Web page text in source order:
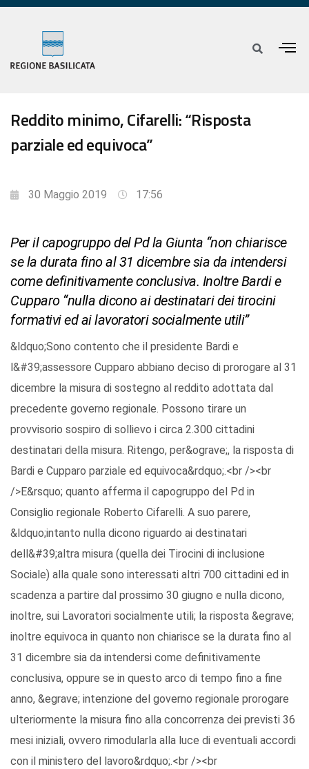
Reddito minimo, Cifarelli: “Risposta
parziale ed equivoca”
30 Maggio 2019 17:56
Per il capogruppo del Pd la Giunta “non chiarisce
se la durata fino al 31 dicembre sia da intendersi
come definitivamente conclusiva. Inoltre Bardi e
Cupparo “nulla dicono ai destinatari dei tirocini
formativi ed ai lavoratori socialmente utili”
&ldquo;Sono contento che il presidente Bardi e
l&#39;assessore Cupparo abbiano deciso di prorogare al 31
dicembre la misura di sostegno al reddito adottata dal
precedente governo regionale. Possono tirare un
provvisorio sospiro di sollievo i circa 2.300 cittadini
destinatari della misura. Ritengo, per&ograve;, la risposta di
Bardi e Cupparo parziale ed equivoca&rdquo;.<br /><br
/>E&rsquo; quanto afferma il capogruppo del Pd in
Consiglio regionale Roberto Cifarelli. A suo parere,
&ldquo;intanto nulla dicono riguardo ai destinatari
dell&#39;altra misura (quella dei Tirocini di inclusione
Sociale) alla quale sono interessati altri 700 cittadini ed in
scadenza a partire dal prossimo 30 giugno e nulla dicono,
inoltre, sui Lavoratori socialmente utili; la risposta &egrave;
inoltre equivoca in quanto non chiarisce se la durata fino al
31 dicembre sia da intendersi come definitivamente
conclusiva, oppure se in questo arco di tempo fino a fine
anno, &egrave; intenzione del governo regionale prorogare
ulteriormente la misura fino alla concorrenza dei previsti 36
mesi iniziali, ovvero rimodularla alla luce di eventuali accordi
con il ministero del lavoro&rdquo;.<br /><br